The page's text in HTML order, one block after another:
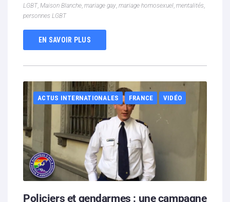
LGBT, Maison Blanche, mariage gay, mariage homosexuel, mentalités,
personnes LGBT
EN SAVOIR PLUS
ACTUS INTERNATIONALES FRANCE VIDÉO
Policiers et gendarmes : une campagne